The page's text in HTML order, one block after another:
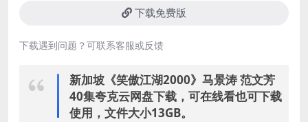
下载免费版
下载遇到问题？可联系客服或反馈
新加坡《笑傲江湖2000》马景涛 范文芳
40集夸克云网盘下载，可在线看也可下载
使用，文件大小13GB。